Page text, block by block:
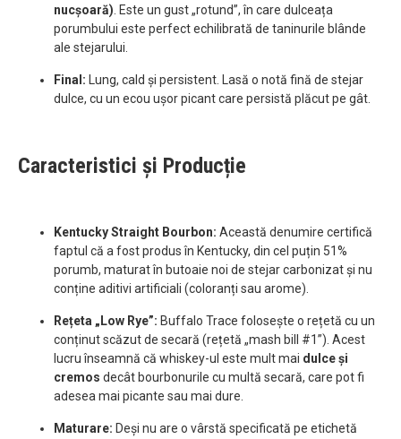
nucșoară). Este un gust „rotund”, în care dulceața
porumbului este perfect echilibrată de taninurile blânde
ale stejarului.
Final: Lung, cald și persistent. Lasă o notă fină de stejar
dulce, cu un ecou ușor picant care persistă plăcut pe gât.
Caracteristici și Producție
Kentucky Straight Bourbon: Această denumire certifică
faptul că a fost produs în Kentucky, din cel puțin 51%
porumb, maturat în butoaie noi de stejar carbonizat și nu
conține aditivi artificiali (coloranți sau arome).
Rețeta „Low Rye”: Buffalo Trace folosește o rețetă cu un
conținut scăzut de secară (rețetă „mash bill #1”). Acest
lucru înseamnă că whiskey-ul este mult mai dulce și
cremos decât bourbonurile cu multă secară, care pot fi
adesea mai picante sau mai dure.
Maturare: Deși nu are o vârstă specificată pe etichetă